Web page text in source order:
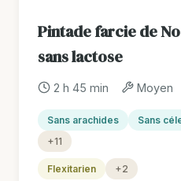
Pintade farcie de
sans lactose
2 h 45 min Moyen
Sans arachides Sans
+11
Flexitarien +2